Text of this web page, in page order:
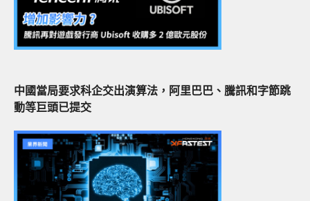
中國當局要求科企交出演算法，阿里巴巴、騰訊和字節跳
動等巨頭已提交